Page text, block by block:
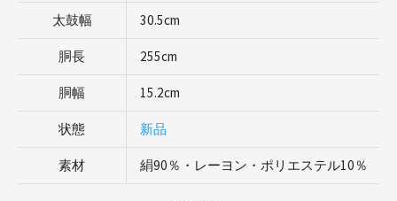
太鼓幅 30.5cm
胴長 255cm
胴幅 15.2cm
状態 新品
素材 絹90％・レーヨン・ポリエステル10％